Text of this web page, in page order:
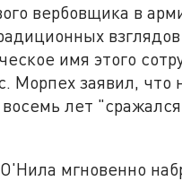
вербовщика в
имя этого
Морпех заявил, что
лет "сражался
мгновенно